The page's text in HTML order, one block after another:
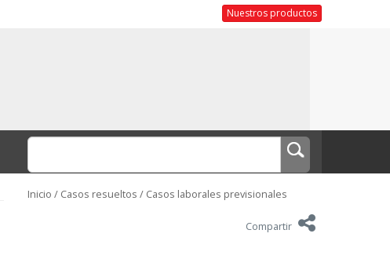
Nuestros productos
Inicio / Casos resueltos / Casos laborales previsionales
Compartir